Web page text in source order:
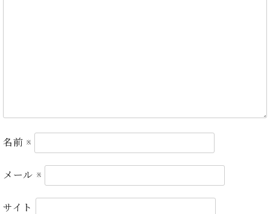
レ
ジ
ス
ッ
ビ
音
名前 ※
メール ※
サイト